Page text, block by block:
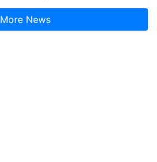
More News